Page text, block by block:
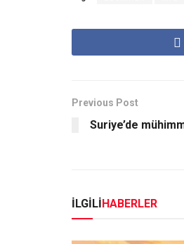
Previous Post
Suriye’de
İLGİLİHABERLER